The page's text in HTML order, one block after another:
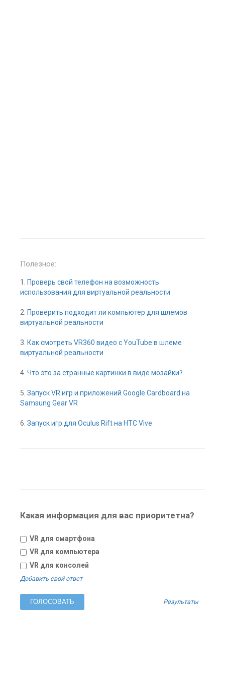
Полезное:
1.
Проверь свой телефон на возможность
использования для виртуальной реальности
2. Проверить подходит ли компьютер для шлемов
виртуальной реальности
3. Как смотреть VR360 видео с YouTube в шлеме
виртуальной реальности
4. Что это за странные картинки в виде мозайки?
5. Запуск VR игр и приложений Google Cardboard на
Samsung Gear VR
6. Запуск игр для Oculus Rift на HTC Vive
Какая информация для вас приоритетна?
VR для смартфона
VR для компьютера
VR для консолей
Добавить свой ответ
Результаты